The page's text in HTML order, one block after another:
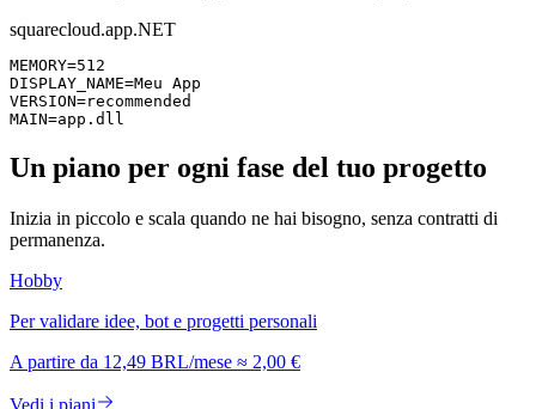
squarecloud.app.NET
MEMORY=512
DISPLAY_NAME=Meu App
VERSION=recommended
MAIN=app.dll
Un piano per ogni fase del tuo progetto
Inizia in piccolo e scala quando ne hai bisogno, senza contratti di
permanenza.
Hobby
Per validare idee, bot e progetti personali
A partire da 12,49 BRL/mese ≈ 2,00 €
Vedi i piani